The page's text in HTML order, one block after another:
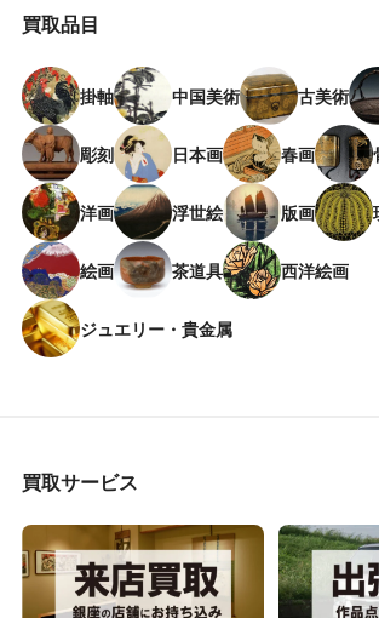
買取品目
掛軸 中国美術 古美術
彫刻 日本画 春画
洋画 浮世絵 版画
絵画 茶道具 西洋絵画
ジュエリー・貴金属
買取サービス